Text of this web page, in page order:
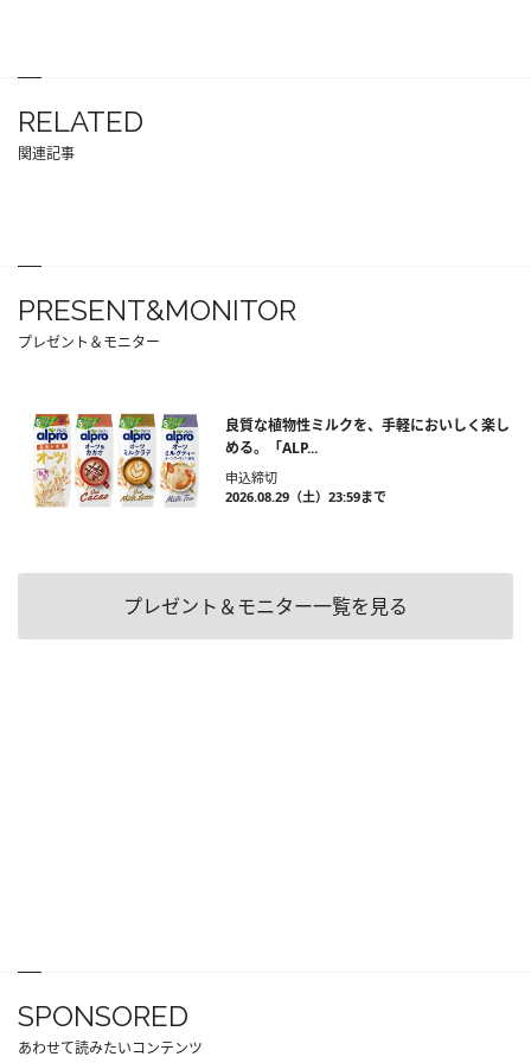
RELATED
関連記事
PRESENT&MONITOR
プレゼント＆モニター
良質な植物性ミルクを、手軽においしく楽し
める。「ALP...
申込締切
2026.08.29（土）23:59まで
プレゼント＆モニター一覧を見る
SPONSORED
あわせて読みたいコンテンツ